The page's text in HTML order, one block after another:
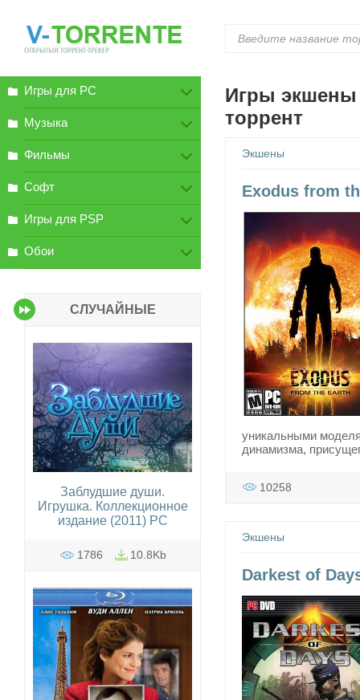
Игры экшены
торрент
Экшены
Exodus from
уникальными
динамизма,
10258
Экшены
Darkest of
Игры для PC
Музыка
Фильмы
Софт
Игры для PSP
Обои
СЛУЧАЙНЫЕ
Заблудшие души.
Игрушка. Коллекционное
издание (2011) PC
1786 10.8Kb